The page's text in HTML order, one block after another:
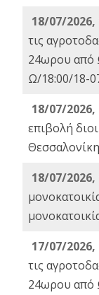
18/07/2026,
τις
24ωρου από
Ω/18:00/18-
18/07/2026,
επιβολή
18/07/2026,
17/07/2026,
τις
24ωρου από